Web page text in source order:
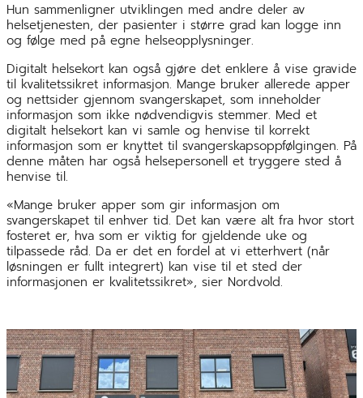
Hun sammenligner utviklingen med andre deler av
helsetjenesten, der pasienter i større grad kan logge inn
og følge med på egne helseopplysninger.
Digitalt helsekort kan også gjøre det enklere å vise gravide
til kvalitetssikret informasjon. Mange bruker allerede apper
og nettsider gjennom svangerskapet, som inneholder
informasjon som ikke nødvendigvis stemmer. Med et
digitalt helsekort kan vi samle og henvise til korrekt
informasjon som er knyttet til svangerskapsoppfølgingen. På
denne måten har også helsepersonell et tryggere sted å
henvise til.
«Mange bruker apper som gir informasjon om
svangerskapet til enhver tid. Det kan være alt fra hvor stort
fosteret er, hva som er viktig for gjeldende uke og
tilpassede råd. Da er det en fordel at vi etterhvert (når
løsningen er fullt integrert) kan vise til et sted der
informasjonen er kvalitetssikret», sier Nordvold.